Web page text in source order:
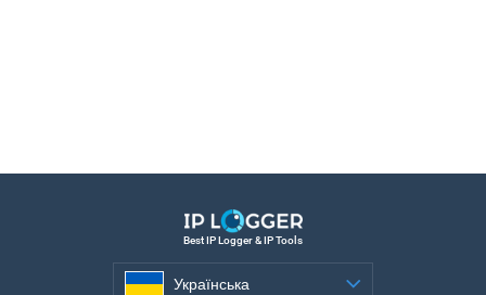
Best IP Logger & IP Tools
Українська